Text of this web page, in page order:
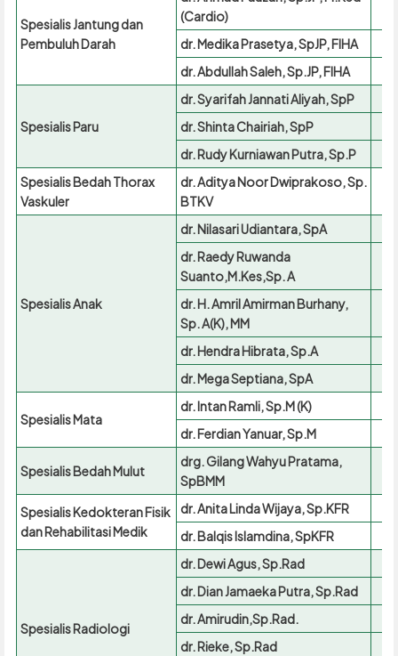
Spesialis Jantung dan
Pembuluh Darah
(Cardio)
dr. Medika Prasetya, SpJP, FIHA
dr. Abdullah Saleh, Sp.JP, FIHA
Spesialis Paru
dr. Syarifah Jannati Aliyah, SpP
dr. Shinta Chairiah, SpP
dr. Rudy Kurniawan Putra, Sp.P
Spesialis Bedah Thorax
Vaskuler
dr. Aditya Noor Dwiprakoso, Sp.
BTKV
Spesialis Anak
dr. Nilasari Udiantara, SpA
dr. Raedy Ruwanda
Suanto,M.Kes,Sp. A
dr. H. Amril Amirman Burhany,
Sp. A(K), MM
dr. Hendra Hibrata, Sp.A
dr. Mega Septiana, SpA
Spesialis Mata
dr. Intan Ramli, Sp.M (K)
dr. Ferdian Yanuar, Sp.M
Spesialis Bedah Mulut
drg. Gilang Wahyu Pratama,
SpBMM
Spesialis Kedokteran Fisik
dan Rehabilitasi Medik
dr. Anita Linda Wijaya, Sp.KFR
dr. Balqis Islamdina, SpKFR
Spesialis Radiologi
dr. Dewi Agus, Sp.Rad
dr. Dian Jamaeka Putra, Sp.Rad
dr. Amirudin,Sp.Rad.
dr. Rieke, Sp.Rad